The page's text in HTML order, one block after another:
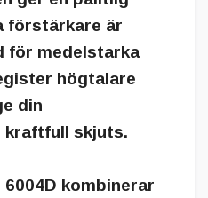
förstärkare är
för medelstarka
högtalare
din
kraftfull skjuts.
6004D kombinerar